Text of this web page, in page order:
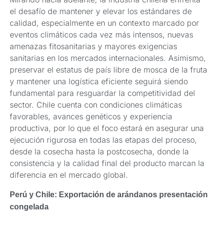
el desafío de mantener y elevar los estándares de
calidad, especialmente en un contexto marcado por
eventos climáticos cada vez más intensos, nuevas
amenazas fitosanitarias y mayores exigencias
sanitarias en los mercados internacionales. Asimismo,
preservar el estatus de país libre de mosca de la fruta
y mantener una logística eficiente seguirá siendo
fundamental para resguardar la competitividad del
sector. Chile cuenta con condiciones climáticas
favorables, avances genéticos y experiencia
productiva, por lo que el foco estará en asegurar una
ejecución rigurosa en todas las etapas del proceso,
desde la cosecha hasta la postcosecha, donde la
consistencia y la calidad final del producto marcan la
diferencia en el mercado global.
Perú y Chile: Exportación de arándanos presentación
congelada